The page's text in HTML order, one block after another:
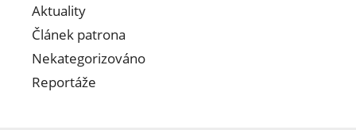
Aktuality
Článek patrona
Nekategorizováno
Reportáže